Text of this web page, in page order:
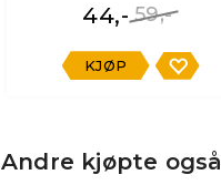
59,-
44,-
KJØP
Andre kjøpte også